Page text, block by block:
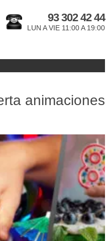
93 302 42 44
LUN A VIE 11:00 A 19:00
animaciones